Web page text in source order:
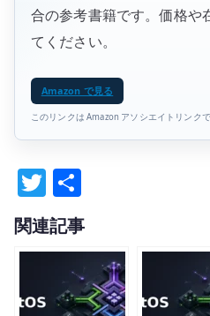
合の参考書籍です。価格や
てください。
Amazon で見る
このリンクは Amazon アソシエイトリンクで
T
w
it
te
r
有
関連記事